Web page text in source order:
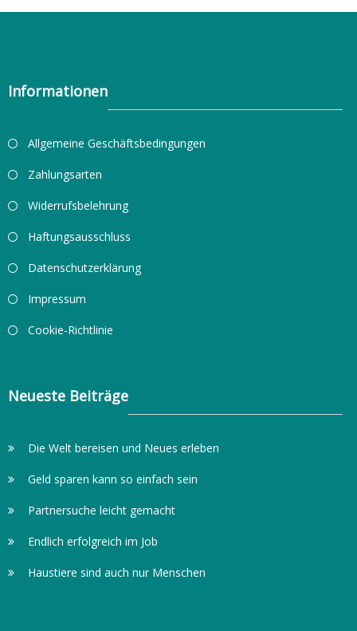
Informationen
Allgemeine Geschäftsbedingungen
Zahlungsarten
Widerrufsbelehrung
Haftungsausschluss
Datenschutzerklärung
Impressum
Cookie-Richtlinie
Neueste Beiträge
Die Welt bereisen und Neues erleben
Geld sparen kann so einfach sein
Partnersuche leicht gemacht
Endlich erfolgreich im Job
Haustiere sind auch nur Menschen